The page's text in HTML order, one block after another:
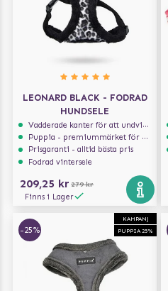
LEONARD BLACK - FODRAD
HUNDSELE
Vadderade kanter för att undvika skav
Puppia - premiummärket för hundselar
Prisgaranti - alltid bästa pris
Fodrad vintersele
209,25 kr 279 kr
Finns i Lager
KAMPANJ
PUPPIA 25%
-25%